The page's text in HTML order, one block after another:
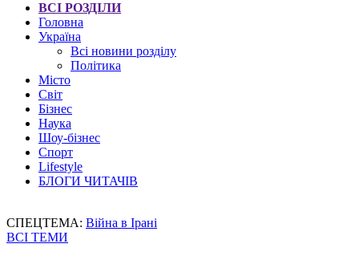
ВСІ РОЗДІЛИ
Головна
Україна
Всі новини розділу
Політика
Місто
Світ
Бізнес
Наука
Шоу-бізнес
Спорт
Lifestyle
БЛОГИ ЧИТАЧІВ
СПЕЦТЕМА: Війна в Ірані
ВСІ ТЕМИ